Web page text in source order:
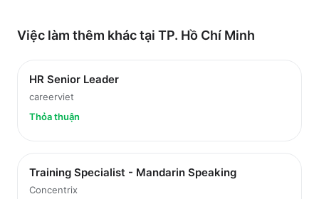
Việc làm thêm khác tại TP. Hồ Chí Minh
HR Senior Leader
careerviet
Thỏa thuận
Training Specialist - Mandarin Speaking
Concentrix